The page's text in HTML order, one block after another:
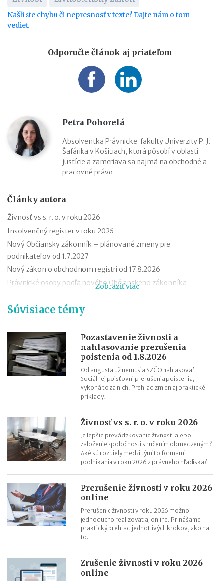
Našli ste chybu či nepresnosť v texte? Dajte nám o tom
vedieť.
Odporučte článok aj priateľom
Petra Pohorelá
Absolventka Právnickej fakulty Univerzity P. J.
Šafárika v Košiciach, ktorá pôsobí v oblasti
justície a zameriava sa najmä na obchodné a
pracovné právo.
Články autora
Živnosť vs s. r. o. v roku 2026
Insolvenčný register v roku 2026
Nový Občiansky zákonník – plánované zmeny pre
podnikateľov od 1.7.2027
Nový zákon o obchodnom registri od 17.8.2026
Právnické osoby podľa nového Občianskeho zákonníka
Štátni zamestnanci môžu od 1. októbra 2025 podnikať
Novela zákona o ochrane spotrebiteľa účinná od roku 2026
Reklamácia letného tábora
Zmeny v živnostenskom zákone od 1. 4. 2025
Zobraziť viac
Súvisiace témy
Pozastavenie živnosti a
nahlasovanie prerušenia
poistenia od 1.8.2026
Od augusta už nemusia SZČO nahlasovať
Sociálnej poisťovni prerušenia poistenia,
vykoná to za nich. Prehľad zmien aj praktické
príklady.
Živnosť vs s. r. o. v roku 2026
Je lepšie prevádzkovanie živnosti alebo
založenie spoločnosti s ručením obmedzeným?
Aké sú rozdiely medzi týmito formami
podnikania v roku 2026 z právneho hľadiska?
Prerušenie živnosti v roku 2026
online
Prerušenie živnosti v roku 2026 možno
jednoducho realizovať aj online. Prinášame
praktický prehľad jednotlivých krokov, ako na
to.
Zrušenie živnosti v roku 2026
online